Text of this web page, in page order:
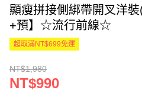
顯瘦拼接側綁帶開叉洋
+預】☆流行前線☆
超取滿NT$699免運
NT$1,980
NT$990